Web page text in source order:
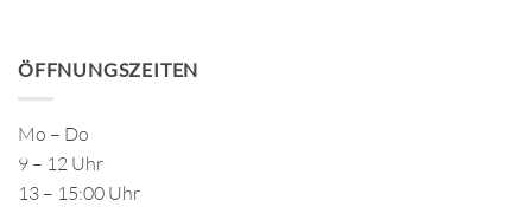
ÖFFNUNGSZEITEN
Mo – Do
9 – 12 Uhr
13 – 15:00 Uhr